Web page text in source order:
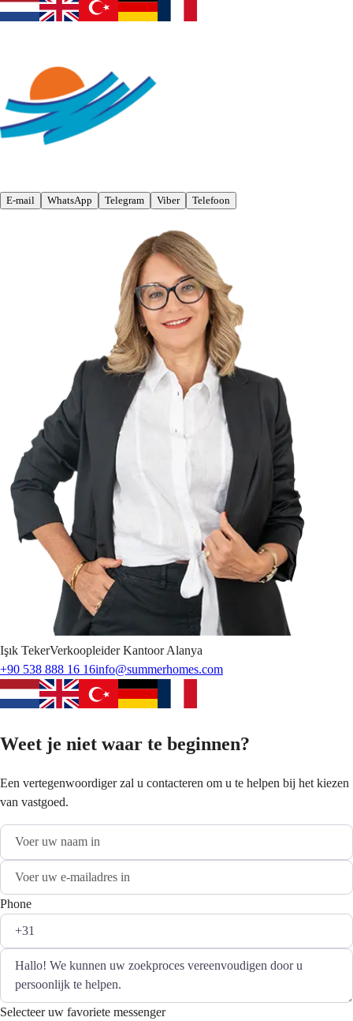
E-mail WhatsApp Telegram Viber Telefoon
Işık TekerVerkoopleider Kantoor Alanya
+90 538 888 16 16info@summerhomes.com
Weet je niet waar te beginnen?
Een vertegenwoordiger zal u contacteren om u te helpen bij het kiezen
van vastgoed.
Phone
Selecteer uw favoriete messenger